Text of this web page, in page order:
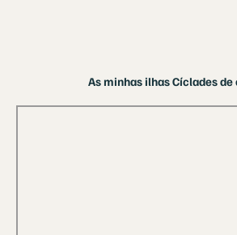
As minhas ilhas Cíclades